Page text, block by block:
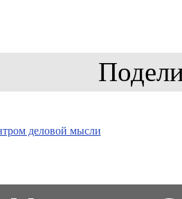
деловой мысли